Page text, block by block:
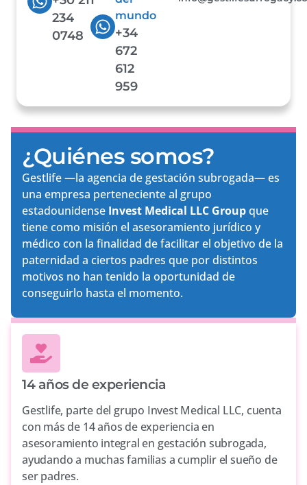
234
0748
mundo
+34
672
612
959
¿Quiénes somos?
Gestlife —la agencia de gestación subrogada— es
una empresa perteneciente al grupo
estadounidense Invest Medical LLC Groupque
tiene como misión el asesoramiento jurídico y
médico con la finalidad de facilitar el objetivo de la
paternidad a ciertos padres que por distintos
motivos no han tenido la oportunidad de
conseguirlo hasta el momento.
14 años de experiencia
Gestlife, parte del grupo Invest Medical LLC, cuenta
con más de 14 años de experiencia en
asesoramiento integral en gestación subrogada,
ayudando a muchas familias a cumplir el sueño de
ser padres.